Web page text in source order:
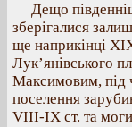
Дещо
зберігалися
ще наприкінці
Лук’янівського
Максимовим, під
поселення
VIII-IX ст. та